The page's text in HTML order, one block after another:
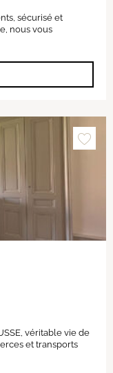
sécurisé et
nous vous
véritable vie de
et transports